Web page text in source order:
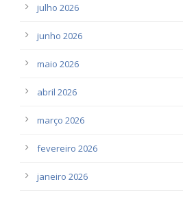
julho 2026
junho 2026
maio 2026
abril 2026
março 2026
fevereiro 2026
janeiro 2026